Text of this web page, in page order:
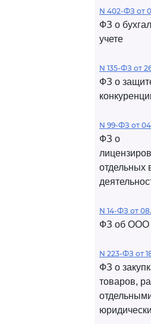
N 402-ФЗ от
ФЗ о
учете
N 135-ФЗ от
ФЗ о
N 99-ФЗ от
ФЗ о
отдельных
N 14-ФЗ от
ФЗ об ООО
N 223-ФЗ от
ФЗ о
товаров,